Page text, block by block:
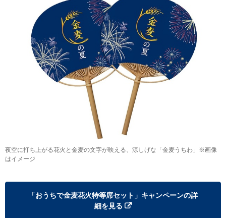
夜空に打ち上がる花火と金麦の文字が映える、涼しげな「金麦うちわ」※画像
はイメージ
「おうちで金麦花火特等席セット」キャンペーンの詳
細を見る